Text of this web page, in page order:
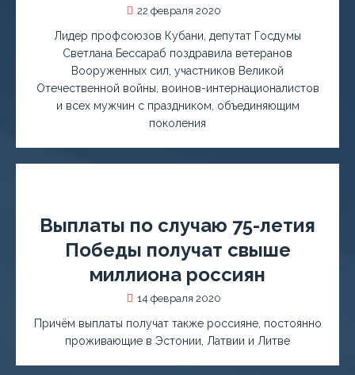
22 февраля 2020
Лидер профсоюзов Кубани, депутат Госдумы
Светлана Бессараб поздравила ветеранов
Вооруженных сил, участников Великой
Отечественной войны, воинов-интернационалистов
и всех мужчин с праздником, объединяющим
поколения
Выплаты по случаю 75-летия
Победы получат свыше
миллиона россиян
14 февраля 2020
Причём выплаты получат также россияне, постоянно
проживающие в Эстонии, Латвии и Литве